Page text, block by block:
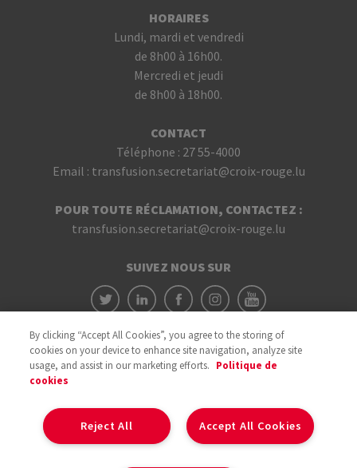
HORAIRES
Lundi, mardi et vendredi
de 8h00 à 16h00.
Mercredi et jeudi
de 8h00 à 18h00.
CONTACT
Téléphone : 27 55-4000
Email : transfusion.secretariat@croix-rouge.lu
POUR TOUTE RÉCLAMATION, CONTACTEZ :
transfusion.secretariat@croix-rouge.lu
SUIVEZ NOUS SUR
By clicking “Accept All Cookies”, you agree to the storing of
cookies on your device to enhance site navigation, analyze site
usage, and assist in our marketing efforts. Politique de
cookies
Accept All Cookies
Reject All